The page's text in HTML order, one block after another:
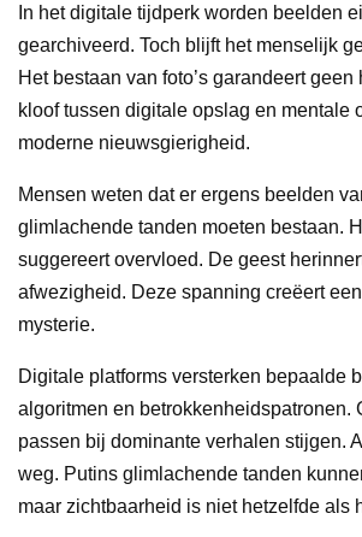
In het digitale tijdperk worden beelden
gearchiveerd. Toch blijft het menselijk
Het bestaan van foto’s garandeert
kloof tussen digitale opslag en mentale
moderne nieuwsgierigheid.
Mensen weten dat er ergens beelden
glimlachende tanden moeten bestaan.
suggereert overvloed. De geest
afwezigheid. Deze spanning creëert
mysterie.
Digitale platforms versterken bepaalde
algoritmen en betrokkenheidspatronen.
passen bij dominante verhalen stijgen.
weg. Putins glimlachende tanden
maar zichtbaarheid is niet hetzelfde als